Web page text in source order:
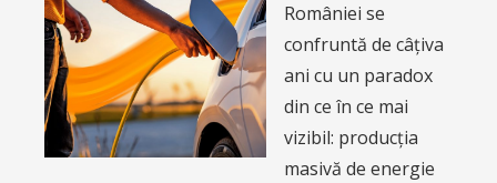
României se
confruntă de câțiva
ani cu un paradox
din ce în ce mai
vizibil: producția
masivă de energie